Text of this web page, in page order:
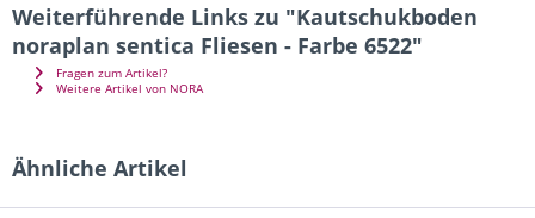
Weiterführende Links zu "Kautschukboden
noraplan sentica Fliesen - Farbe 6522"
Fragen zum Artikel?
Weitere Artikel von NORA
Ähnliche Artikel